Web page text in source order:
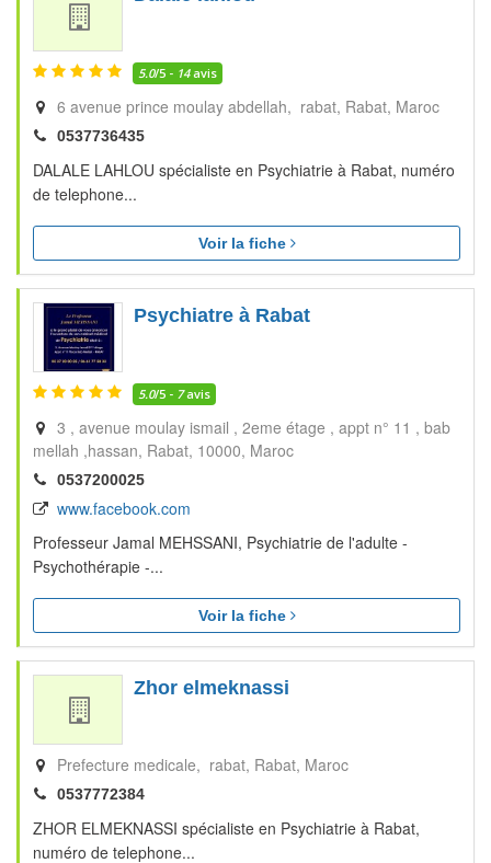
5.0/5 - 14avis
6 avenue prince moulay abdellah, rabat Rabat Maroc
0537736435
DALALE LAHLOU spécialiste en Psychiatrie à Rabat, numéro
de telephone...
Voir la fiche
Psychiatre à Rabat
5.0/5 - 7avis
3 , avenue moulay ismail , 2eme étage , appt n° 11 , bab
mellah ,hassan Rabat 10000 Maroc
0537200025
www.facebook.com
Professeur Jamal MEHSSANI, Psychiatrie de l'adulte -
Psychothérapie -...
Voir la fiche
Zhor elmeknassi
Prefecture medicale, rabat Rabat Maroc
0537772384
ZHOR ELMEKNASSI spécialiste en Psychiatrie à Rabat,
numéro de telephone...